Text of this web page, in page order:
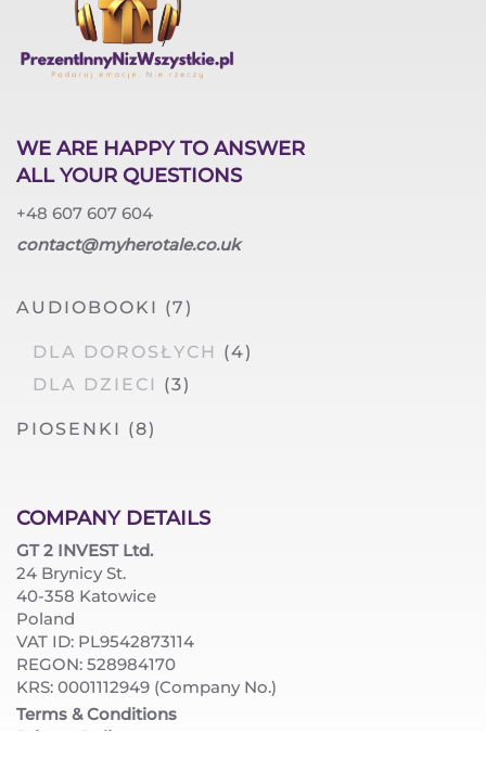
WE ARE HAPPY TO ANSWER
ALL YOUR QUESTIONS
+48 607 607 604
contact@myherotale.co.uk
AUDIOBOOKI (7)
DLA DOROSŁYCH (4)
DLA DZIECI (3)
PIOSENKI (8)
COMPANY DETAILS
GT 2 INVEST Ltd.
24 Brynicy St.
40-358 Katowice
Poland
VAT ID: PL9542873114
REGON: 528984170
KRS: 0001112949 (Company No.)
Terms & Conditions
Privacy Policy